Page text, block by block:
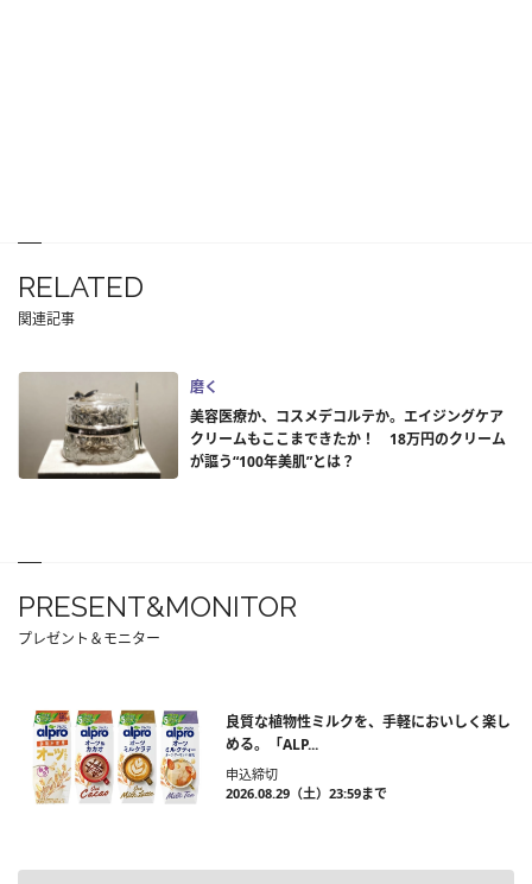
RELATED
関連記事
磨く
美容医療か、コスメデコルテか。エイジングケア
クリームもここまできたか！ 18万円のクリーム
が謳う“100年美肌”とは？
PRESENT&MONITOR
プレゼント＆モニター
良質な植物性ミルクを、手軽においしく楽し
める。「ALP...
申込締切
2026.08.29（土）23:59まで